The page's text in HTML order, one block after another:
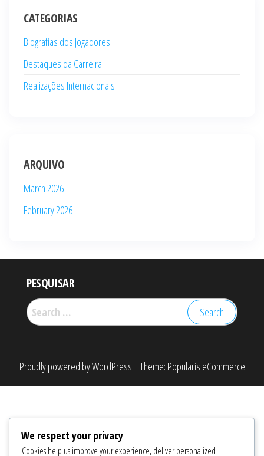
CATEGORIAS
Biografias dos Jogadores
Destaques da Carreira
Realizações Internacionais
ARQUIVO
March 2026
February 2026
PESQUISAR
Search
for:
Proudly powered byWordPress | Theme: Popularis eCommerce
We respect your privacy
Cookies help us improve your experience, deliver personalized